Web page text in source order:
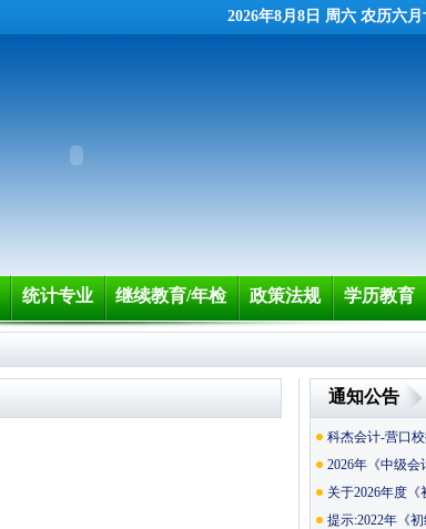
2026年8月8日 周六 农历六
统计专业 继续教育/年检 政策法规 学历教育
通知公告
科杰会计-营口
2026年《中级
关于2026年度
提示:2022年《